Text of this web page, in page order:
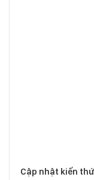
Cập nhật kiến